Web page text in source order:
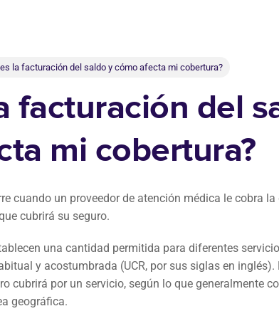
la facturación del saldo y cómo afecta mi cobertura?
facturación del
mi cobertura?
cuando un proveedor de atención médica le cobra la
cubrirá su seguro.
una cantidad permitida para diferentes
y acostumbrada (UCR, por sus siglas en inglés).
cubrirá por un servicio, según lo que generalmente
geográfica.